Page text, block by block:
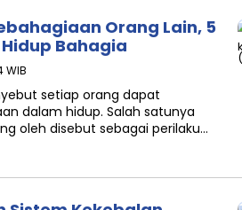
Orang Lain, 5
Bahagia
WIB
setiap orang dapat
dalam hidup. Salah satunya
oleh disebut sebagai perilaku…